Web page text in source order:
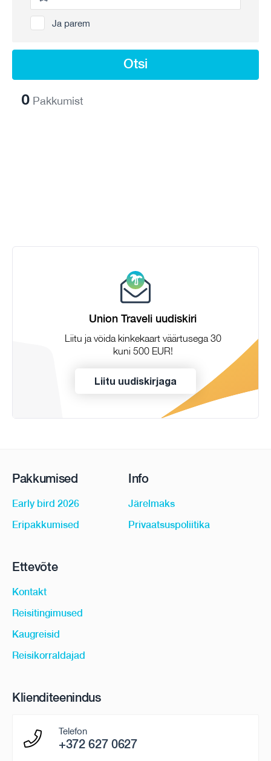
Ja parem
Otsi
0 Pakkumist
Union Traveli uudiskiri
Liitu ja võida kinkekaart väärtusega 30
kuni 500 EUR!
Liitu uudiskirjaga
Pakkumised
Early bird 2026
Eripakkumised
Info
Järelmaks
Privaatsuspoliitika
Ettevõte
Kontakt
Reisitingimused
Kaugreisid
Reisikorraldajad
Klienditeenindus
Telefon
+372 627 0627